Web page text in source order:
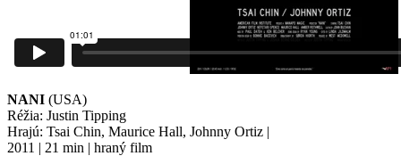
NANI (USA)
Réžia: Justin Tipping
Hrajú: Tsai Chin, Maurice Hall, Johnny Ortiz |
2011 | 21 min | hraný film